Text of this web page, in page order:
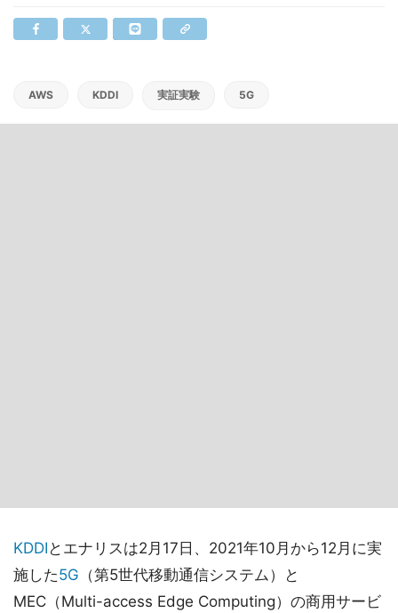
AWS KDDI 実証実験 5G
KDDI とエナリスは2月17日、2021年10月から12月に実
施した5G （第5世代移動通信システム）と
MEC（Multi-access Edge Computing）の商用サービ